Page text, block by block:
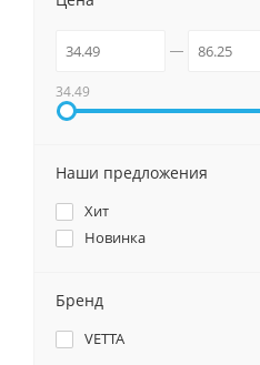
34.49
Наши предложения
Хит
Новинка
Бренд
VETTA